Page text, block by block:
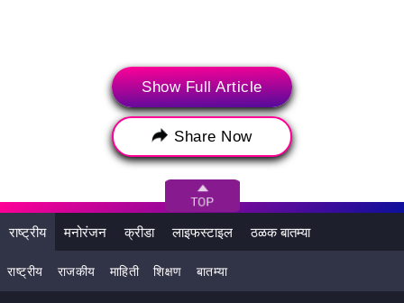
Tags: BMC BMC Fine Lalbaugcha Raja
Lalbaugcha Raja गणेशोत्सव मुंबई महानगरपालिका
Show Full Article
Share Now
राष्ट्रीय मनोरंजन क्रीडा लाइफस्टाइल ठळक बातम्या
राष्ट्रीय राजकीय माहिती शिक्षण बातम्या